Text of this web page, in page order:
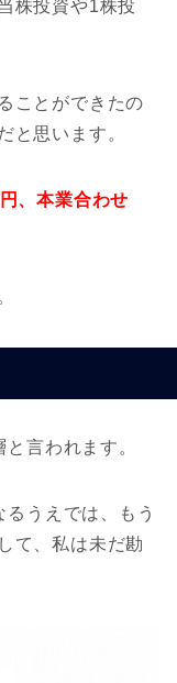
株投資や1株投
ことができたの
と思います。
、本業合わせ
言われます。
うえでは、もう
て、私は未だ勘